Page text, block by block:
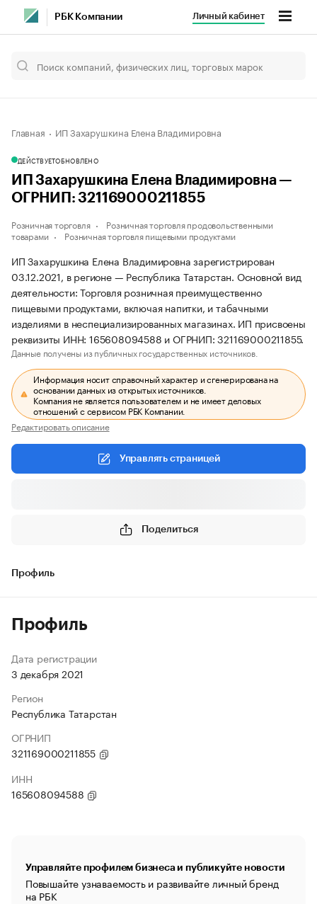
РБК Компании Личный кабинет
Главная ИП Захарушкина Елена Владимировна
ДЕЙСТВУЕТОБНОВЛЕНО
ИП Захарушкина Елена Владимировна —
ОГРНИП: 321169000211855
Розничная торговля
Розничная торговля продовольственными
товарами
Розничная торговля пищевыми продуктами
ИП Захарушкина Елена Владимировна зарегистрирован
03.12.2021, в регионе — Республика Татарстан. Основной вид
деятельности: Торговля розничная преимущественно
пищевыми продуктами, включая напитки, и табачными
изделиями в неспециализированных магазинах. ИП присвоены
реквизиты ИНН: 165608094588 и ОГРНИП: 321169000211855.
Данные получены из публичных государственных источников.
Информация носит справочный характер и сгенерирована на
основании данных из открытых источников.
Компания не является пользователем и не имеет деловых
отношений с сервисом РБК Компании.
Редактировать описание
Управлять страницей
Поделиться
Профиль
Профиль
Дата регистрации
3 декабря 2021
Регион
Республика Татарстан
ОГРНИП
321169000211855
ИНН
165608094588
Управляйте профилем бизнеса и публикуйте новости
Повышайте узнаваемость и развивайте личный бренд
на РБК